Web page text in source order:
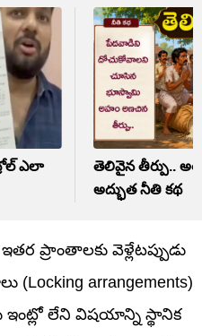
ఎలా
తెలివైన తీర్పు..
అద్భుత నీతి కథ
ప్రాంతాలకు వెళ్లేటప్పుడు
(Locking arrangements)
లేని విషయాన్ని స్థానిక